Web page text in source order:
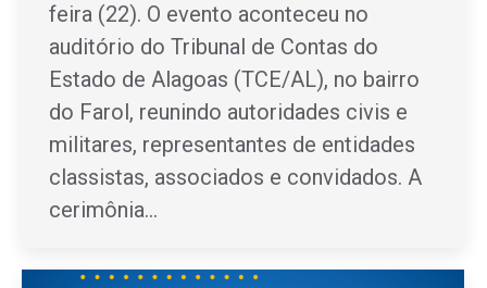
feira (22). O evento aconteceu no
auditório do Tribunal de Contas do
Estado de Alagoas (TCE/AL), no bairro
do Farol, reunindo autoridades civis e
militares, representantes de entidades
classistas, associados e convidados. A
cerimônia…